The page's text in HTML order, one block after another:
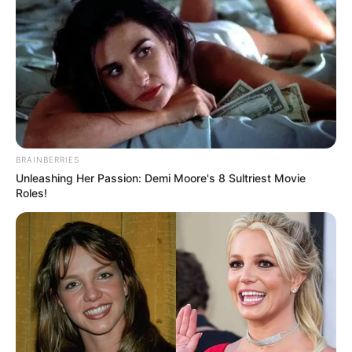
BRAINBERRIES
Unleashing Her Passion: Demi Moore's 8 Sultriest Movie
Roles!